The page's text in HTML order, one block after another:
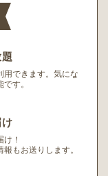
できます。 気にな
す。
！
もお送りします。